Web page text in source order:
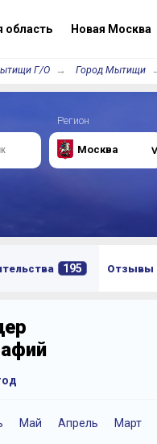
область Новая Москва
Г/О Город Мытищи
Регион
Москва
195 Отзывы
Май Апрель Март